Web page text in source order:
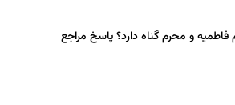
فاطمیه و محرم گناه دارد؟ پاسخ مراجع